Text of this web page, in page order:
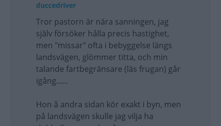
duccedriver
Tror pastorn är nära sanningen, jag
själv försöker hålla precis hastighet,
men "missar" ofta i bebyggelse längs
landsvägen, glömmer titta, och min
talande fartbegränsare (läs frugan) går
igång......
Hon å andra sidan kör exakt i byn, men
på landsvägen skulle jag vilja ha